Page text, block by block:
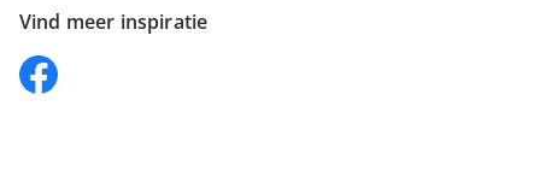
Vind meer inspiratie